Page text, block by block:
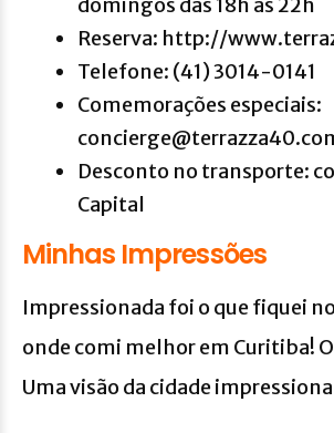
Reserva: http://
Telefone: (41) 3014-0141
Comemorações especiais:
Desconto no transporte:
Capital
Minhas Impressões
Impressionada foi o que fiquei
onde comi melhor em Curitiba!
Uma visão da cidade